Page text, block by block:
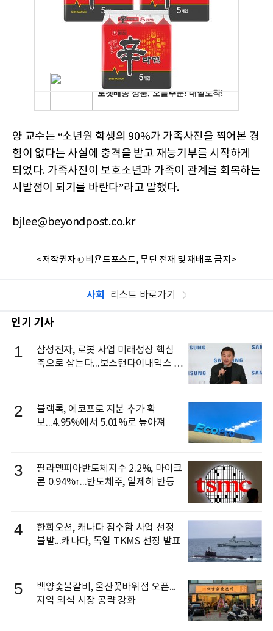
양 교수는 “소년원 학생의 90%가 가족사진을 찍어본 경
험이 없다는 사실에 충격을 받고 재능기부를 시작하게
되었다. 가족사진이 보호소년과 가족이 관계를 회복하는
시발점이 되기를 바란다”라고 말했다.
bjlee@beyondpost.co.kr
<저작권자 © 비욘드포스트, 무단 전재 및 재배포 금지>
사회 리스트 바로가기
인기 기사
1
삼성전자, 로봇 사업 미래성장 핵심
축으로 삼는다...보스턴다이내믹스 출
2
블랙록, 에코프로 지분 추가 확
보...4.95%에서 5.01%로 높아져
3
필라델피아반도체지수 2.2%, 마이크
론 0.94%↑...반도체주, 일제히 반등
4
한화오션, 캐나다 잠수함 사업 선정
불발...캐나다, 독일 TKMS 선정 발표
5
백양숯불갈비, 울산꽃바위점 오픈...
지역 외식 시장 공략 강화